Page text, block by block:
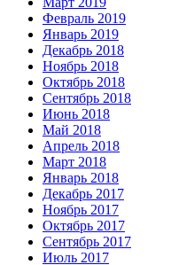
Февраль 2019
Январь 2019
Декабрь 2018
Ноябрь 2018
Октябрь 2018
Сентябрь 2018
Июнь 2018
Май 2018
Апрель 2018
Март 2018
Январь 2018
Декабрь 2017
Ноябрь 2017
Октябрь 2017
Сентябрь 2017
Июль 2017